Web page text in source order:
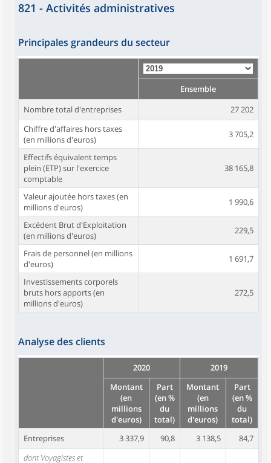
821 - Activités administratives
Principales grandeurs du secteur
Ensemble
Nombre total d'entreprises
27 202
Chiffre d'affaires hors taxes
(en millions d'euros)
3 705,2
Effectifs équivalent temps
plein (ETP) sur l'exercice
comptable
38 165,8
Valeur ajoutée hors taxes (en
millions d'euros)
1 990,6
Excédent Brut d'Exploitation
(en millions d'euros)
229,5
Frais de personnel (en millions
d'euros)
1 691,7
Investissements corporels
bruts hors apports (en
millions d'euros)
272,5
Analyse des clients
2020
2019
Montant
(en
millions
d'euros)
Part
(en %
du
total)
Montant
(en
millions
d'euros)
Part
(en %
du
total)
Entreprises
3 337,9 90,8 3 138,5
84,7
dont Voyagistes et